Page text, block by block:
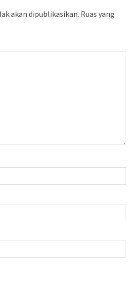
akan dipublikasikan. Ruas yang